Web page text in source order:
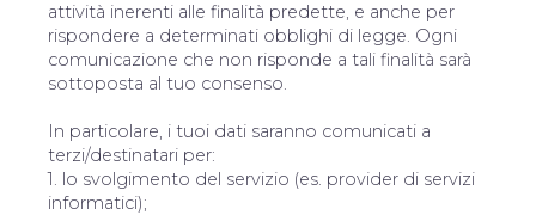
attività inerenti alle finalità predette, e anche per
rispondere a determinati obblighi di legge. Ogni
comunicazione che non risponde a tali finalità sarà
sottoposta al tuo consenso.
In particolare, i tuoi dati saranno comunicati a
terzi/destinatari per:
1. lo svolgimento del servizio (es. provider di servizi
informatici);